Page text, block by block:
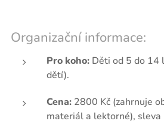
Organizační informace:
Pro koho: Děti od 5 do 14
dětí).
Cena: 2800 Kč (zahrnuje
materiál a lektorné), sleva